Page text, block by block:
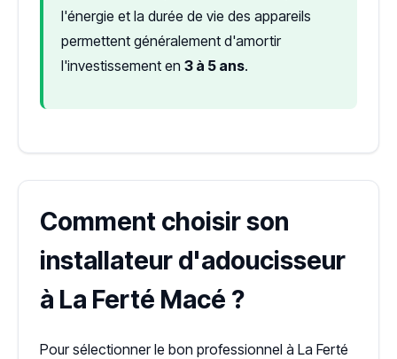
l'énergie et la durée de vie des appareils
permettent généralement d'amortir
l'investissement en 3 à 5 ans.
Comment choisir son
installateur d'adoucisseur
à La Ferté Macé ?
Pour sélectionner le bon professionnel à La Ferté